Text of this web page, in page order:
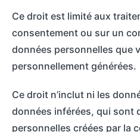
Ce droit est limité aux
consentement ou sur un
données personnelles que
personnellement générées.
Ce droit n’inclut ni les
données inférées, qui sont
personnelles créées par la